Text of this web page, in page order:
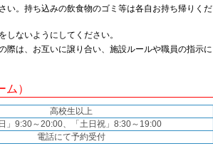
い。持ち込みの飲食物のゴミ等は各自お持ち帰りくだ
ないようにしてください。
は、お互いに譲り合い、施設ルールや職員の指示に
）
高校生以上
日」9:30～20:00、「土日祝」8:30～19:00
電話にて予約受付